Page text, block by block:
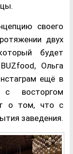
своего
двух
будет
Ольга
ещё в
с восторгом
о том, что с
заведения.